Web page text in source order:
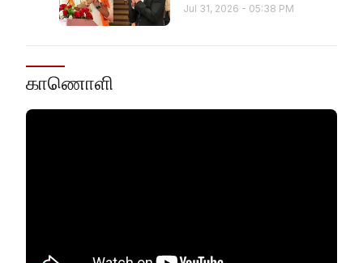
Jul 31, 2026 - 05:38 PM
காணொளி